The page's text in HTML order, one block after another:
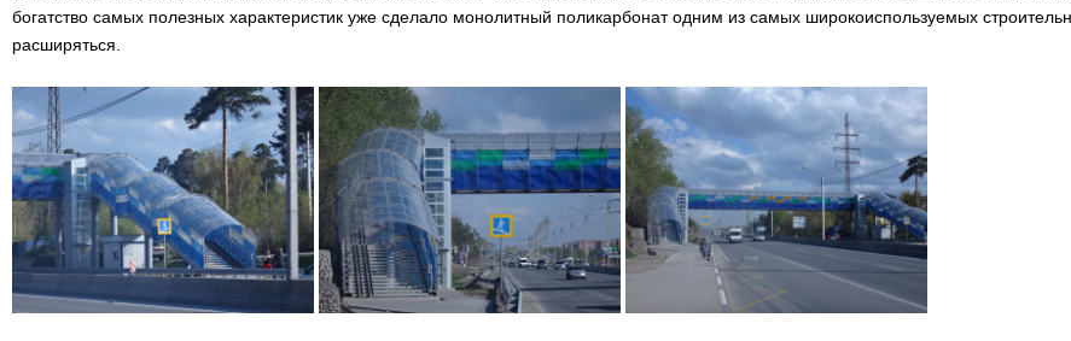
богатство самых полезных характеристик уже сделало монолитный поликарбонат одним из самых широкоиспользуемых
расширяться.